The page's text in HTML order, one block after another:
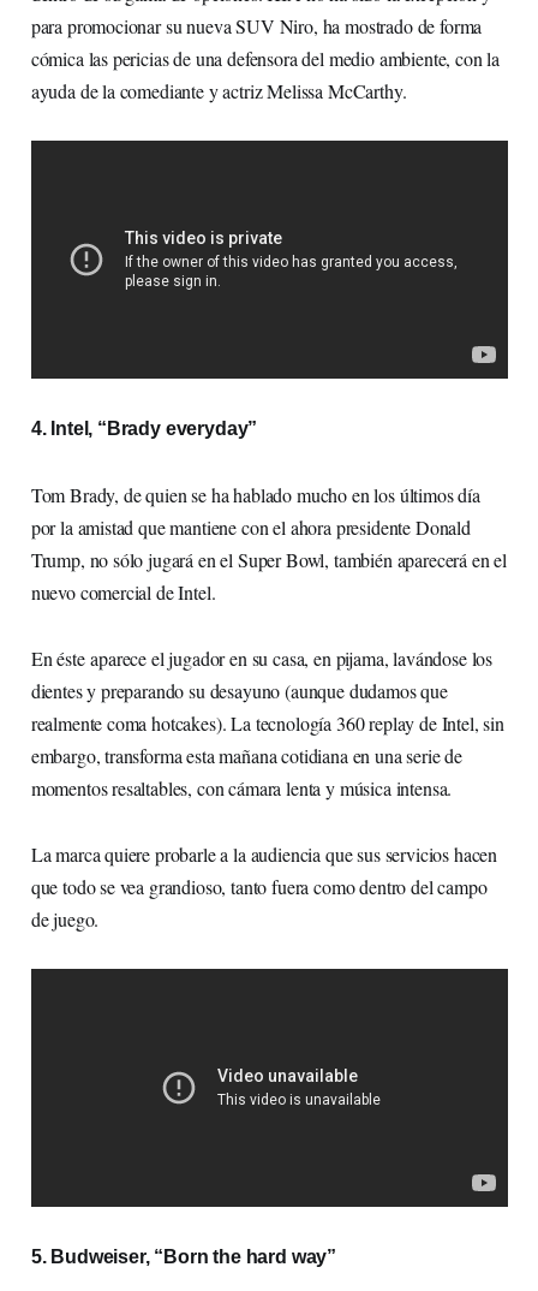
para promocionar su nueva SUV Niro, ha mostrado de forma
cómica las pericias de una defensora del medio ambiente, con la
ayuda de la comediante y actriz Melissa McCarthy.
4. Intel, “Brady everyday”
Tom Brady, de quien se ha hablado mucho en los últimos día
por la amistad que mantiene con el ahora presidente Donald
Trump, no sólo jugará en el Super Bowl, también aparecerá en el
nuevo comercial de Intel.
En éste aparece el jugador en su casa, en pijama, lavándose los
dientes y preparando su desayuno (aunque dudamos que
realmente coma hotcakes). La tecnología 360 replay de Intel, sin
embargo, transforma esta mañana cotidiana en una serie de
momentos resaltables, con cámara lenta y música intensa.
La marca quiere probarle a la audiencia que sus servicios hacen
que todo se vea grandioso, tanto fuera como dentro del campo
de juego.
5. Budweiser, “Born the hard way”